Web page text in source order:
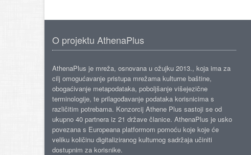
O projektu AthenaPlus
AthenaPlus je mreža, osnovana u ožujku 2013., koja ima za
cilj omogućavanje pristupa mrežama kulturne baštine,
obogaćivanje metapodataka, poboljšanje višejezične
terminologije, te prilagođavanje podataka korisnicima s
različitim potrebama. Konzorcij Athene Plus sastoji se od
ukupno 40 partnera iz 21 države članice. AthenaPlus je usko
povezana s Europeana platformom pomoću koje koje će
veliku količinu digitaliziranog kulturnog sadržaja učiniti
dostupnim za korisnike.